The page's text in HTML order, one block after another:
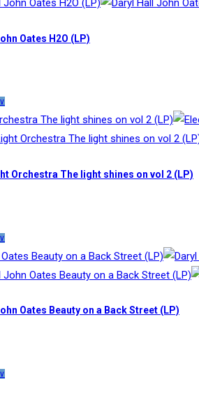
Oates H2O (LP)
Orchestra The light shines on vol 2 (LP)
Oates Beauty on a Back Street (LP)